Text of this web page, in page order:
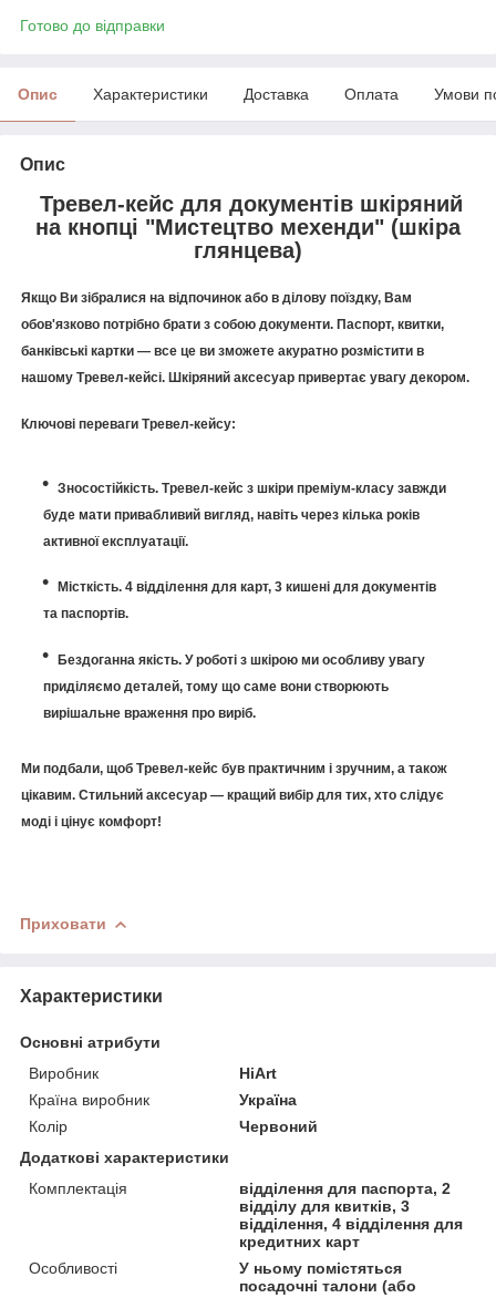
Готово до відправки
Опис Характеристики Доставка Оплата Умови
Опис
Тревел-кейс для документів шкіряний
на кнопці "Мистецтво мехенди" (шкіра
глянцева)
Якщо Ви зібралися на відпочинок або в ділову поїздку, Вам
обов'язково потрібно брати з собою документи. Паспорт, квитки,
банківські картки — все це ви зможете акуратно розмістити в
нашому Тревел-кейсі. Шкіряний аксесуар привертає увагу декором.
Ключові переваги Тревел-кейсу:
Зносостійкість. Тревел-кейс з шкіри преміум-класу завжди
буде мати привабливий вигляд, навіть через кілька років
активної експлуатації.
Місткість. 4 відділення для карт, 3 кишені для документів
та паспортів.
Бездоганна якість. У роботі з шкірою ми особливу увагу
приділяємо деталей, тому що саме вони створюють
вирішальне враження про виріб.
Ми подбали, щоб Тревел-кейс був практичним і зручним, а також
цікавим. Стильний аксесуар — кращий вибір для тих, хто слідує
моді і цінує комфорт!
Приховати
Характеристики
Основні атрибути
Виробник
HiArt
Країна виробник
Україна
Колір
Червоний
Додаткові характеристики
Комплектація
відділення для паспорта, 2
відділу для квитків, 3
відділення, 4 відділення для
кредитних карт
Особливості
У ньому помістяться
посадочні талони (або